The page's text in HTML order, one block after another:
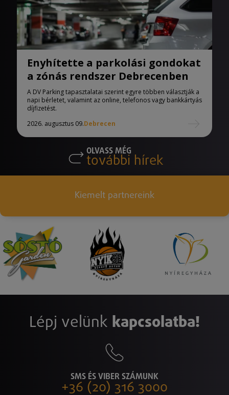
Enyhítette a parkolási gondokat
a zónás rendszer Debrecenben
A DV Parking tapasztalatai szerint egyre többen választják a
napi bérletet, valamint az online, telefonos vagy bankkártyás
díjfizetést.
2026. augusztus 09.Debrecen
OLVASS MÉG
további hírek
Kiemelt partnereink
Lépj velünk kapcsolatba!
SMS ÉS VIBER SZÁMUNK
+36 (20) 316 3000